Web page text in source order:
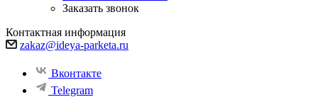
Заказать звонок
Контактная информация
zakaz@ideya-parketa.ru
Вконтакте
Telegram